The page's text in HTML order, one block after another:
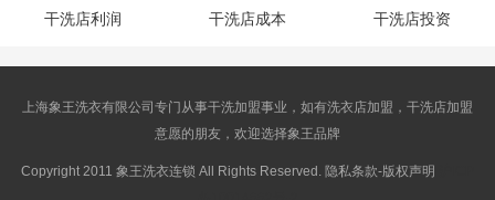
干洗店利润 干洗店成本 干洗店投资
上海象王洗衣有限公司专门从事干洗加盟事业，如有洗衣店加盟，干洗店加盟
意愿的朋友，欢迎选择象王品牌
Copyright 2011 象王洗衣连锁 All Rights Reserved. 隐私条款-版权声明